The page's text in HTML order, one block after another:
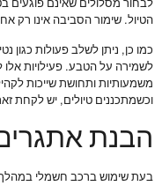
לבחור מסלולים שאינם
הטיול. שימור הסביבה אינו רק
כמו כן, ניתן לשלב פעולות כגון
לשמירה על הטבע. פעילויות
משמעותיות ותחושת שייכות
וכשמתכננים טיולים, יש לקחת
הבנת אתגרים
בעת שימוש ברכב חשמלי